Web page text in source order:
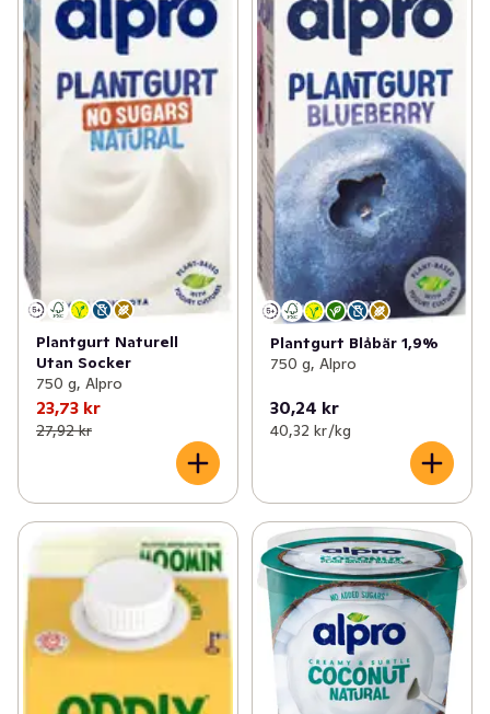
Plantgurt Naturell
Utan Socker
750 g, Alpro
23,73 kr
27,92 kr
Plantgurt Blåbär 1,9%
750 g, Alpro
30,24 kr
40,32 kr /kg